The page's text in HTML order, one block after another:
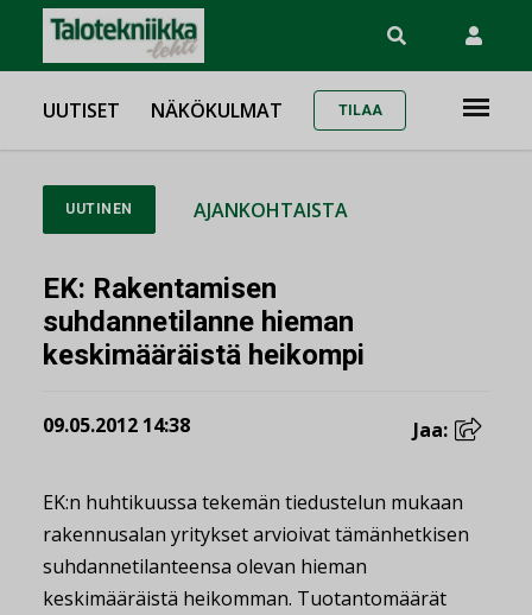
UUTISET NÄKÖKULMAT TILAA
UUTINEN AJANKOHTAISTA
EK: Rakentamisen
suhdannetilanne hieman
keskimääräistä heikompi
09.05.2012 14:38 Jaa:
EK:n huhtikuussa tekemän tiedustelun mukaan
rakennusalan yritykset arvioivat tämänhetkisen
suhdannetilanteensa olevan hieman
keskimääräistä heikomman. Tuotantomäärät